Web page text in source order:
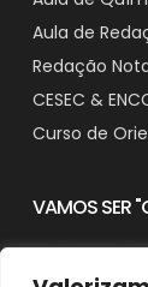
Aula de
Redação
CESEC &
Curso de
VAMOS SER